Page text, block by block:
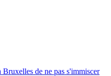
de ne pas s'immiscer